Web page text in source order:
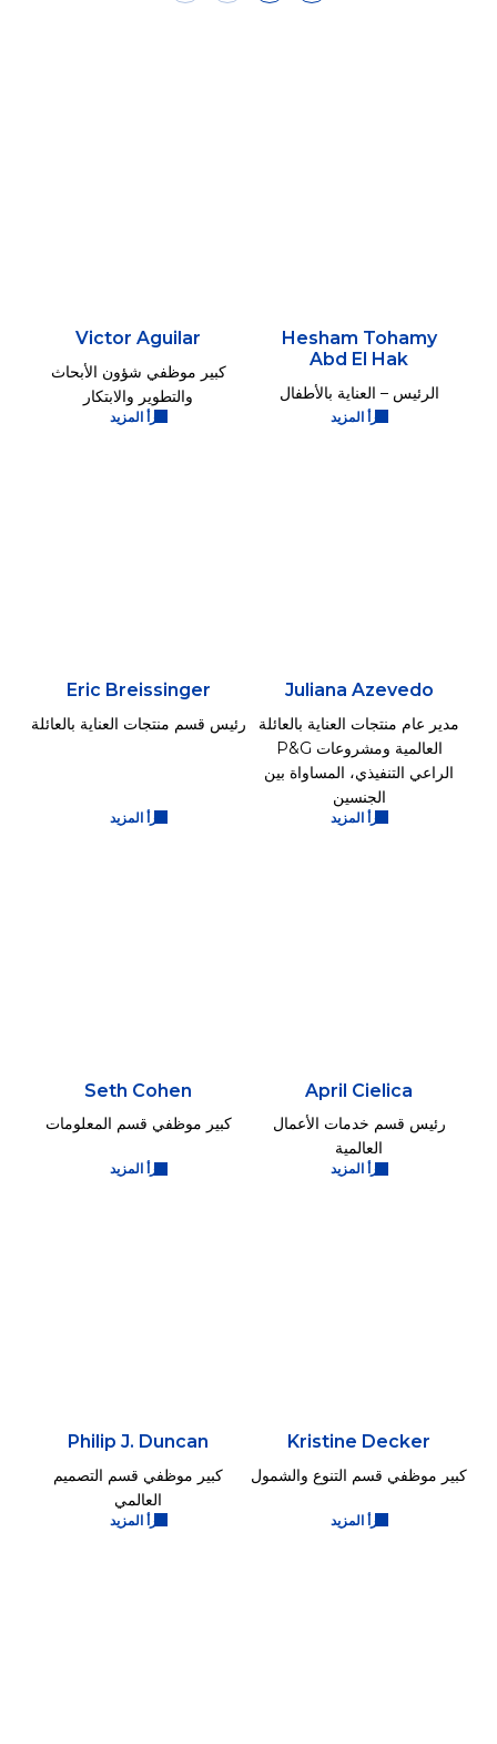
Hesham Tohamy
Abd El Hak
الرئيس – العناية بالأطفال
اقرأ المزيد
Victor Aguilar
كبير موظفي شؤون الأبحاث
والتطوير والابتكار
اقرأ المزيد
Juliana Azevedo
مدير عام منتجات العناية بالعائلة
العالمية ومشروعات P&G
الراعي التنفيذي، المساواة بين
الجنسين
اقرأ المزيد
Eric Breissinger
رئيس قسم منتجات العناية بالعائلة
اقرأ المزيد
April Cielica
رئيس قسم خدمات الأعمال
العالمية
اقرأ المزيد
Seth Cohen
كبير موظفي قسم المعلومات
اقرأ المزيد
Kristine Decker
كبير موظفي قسم التنوع والشمول
اقرأ المزيد
Philip J. Duncan
كبير موظفي قسم التصميم
العالمي
اقرأ المزيد